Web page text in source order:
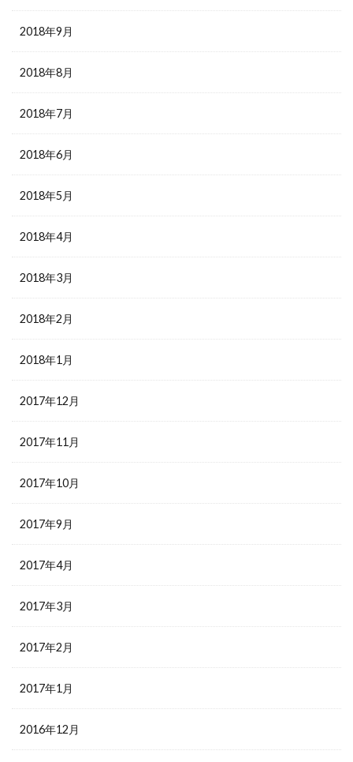
2018年9月
2018年8月
2018年7月
2018年6月
2018年5月
2018年4月
2018年3月
2018年2月
2018年1月
2017年12月
2017年11月
2017年10月
2017年9月
2017年4月
2017年3月
2017年2月
2017年1月
2016年12月